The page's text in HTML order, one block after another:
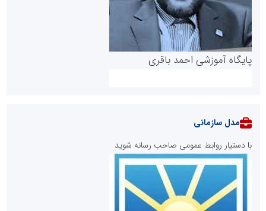
پایگاه آموزشی احمد باقری
مدل سازمانی
با دستیار روابط عمومی صاحب رسانه شوید